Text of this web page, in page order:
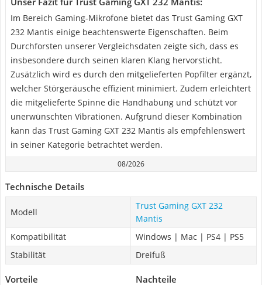
Im Bereich Gaming-Mikrofone bietet das Trust Gaming GXT
232 Mantis einige beachtenswerte Eigenschaften. Beim
Durchforsten unserer Vergleichsdaten zeigte sich, dass es
insbesondere durch seinen klaren Klang hervorsticht.
Zusätzlich wird es durch den mitgelieferten Popfilter ergänzt,
welcher Störgeräusche effizient minimiert. Zudem erleichtert
die mitgelieferte Spinne die Handhabung und schützt vor
unerwünschten Vibrationen. Aufgrund dieser Kombination
kann das Trust Gaming GXT 232 Mantis als empfehlenswert
in seiner Kategorie betrachtet werden.
08/2026
Technische Details
Modell
Trust Gaming GXT 232
Mantis
Kompatibilität
Windows | Mac | PS4 | PS5
Stabilität
Dreifuß
Vorteile Nachteile